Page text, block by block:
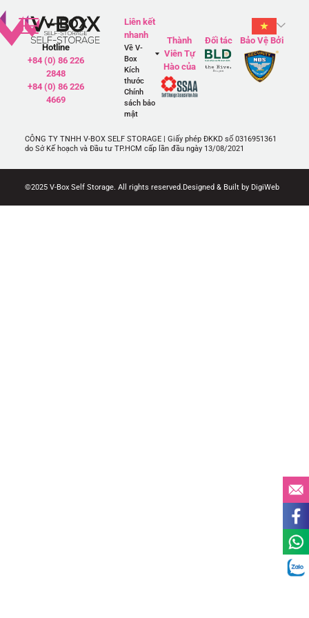
Hotline
+84 (0) 86 226
2848
+84 (0) 86 226
4669
Liên kết
nhanh
Về V-
Box
Kích
thước
Chính
sách bảo
mật
Thành
Viên Tự
Hào của
Đối tác Bảo Vệ Bởi
CÔNG TY TNHH V-BOX SELF STORAGE | Giấy phép ĐKKD số 0316951361
do Sở Kế hoạch và Đầu tư TP.HCM cấp lần đầu ngày 13/08/2021
©2025 V-Box Self Storage. All rights reserved.Designed & Built by DigiWeb